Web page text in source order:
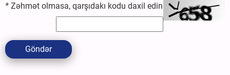
* Zəhmət olmasa, qarşıdakı kodu daxil edin
Göndər